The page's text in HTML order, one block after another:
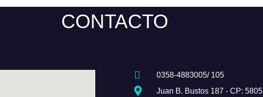
CONTACTO
0358-4883005/ 105
Juan B. Bustos 187 - CP: 5805